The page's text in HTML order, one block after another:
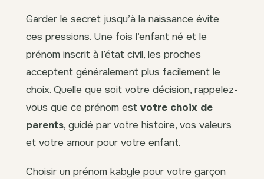
Garder le secret jusqu’à la naissance évite
ces pressions. Une fois l’enfant né et le
prénom inscrit à l’état civil, les proches
acceptent généralement plus facilement le
choix. Quelle que soit votre décision, rappelez-
vous que ce prénom est votre choix de
parents, guidé par votre histoire, vos valeurs
et votre amour pour votre enfant.
Choisir un prénom kabyle pour votre garçon